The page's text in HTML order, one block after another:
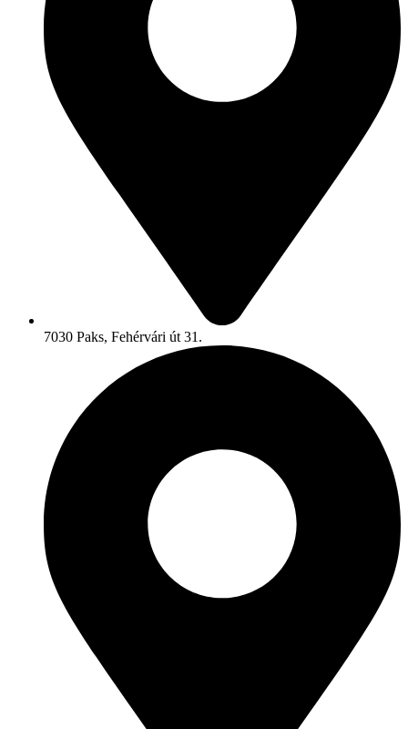
7030 Paks, Fehérvári út 31.